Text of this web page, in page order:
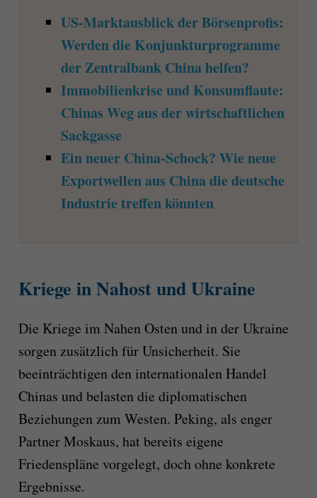
US-Marktausblick der Börsenprofis:
Werden die Konjunkturprogramme
der Zentralbank China helfen?
Immobilienkrise und Konsumflaute:
Chinas Weg aus der wirtschaftlichen
Sackgasse
Ein neuer China-Schock? Wie neue
Exportwellen aus China die deutsche
Industrie treffen könnten
Kriege in Nahost und Ukraine
Die Kriege im Nahen Osten und in der Ukraine
sorgen zusätzlich für Unsicherheit. Sie
beeinträchtigen den internationalen Handel
Chinas und belasten die diplomatischen
Beziehungen zum Westen. Peking, als enger
Partner Moskaus, hat bereits eigene
Friedenspläne vorgelegt, doch ohne konkrete
Ergebnisse.